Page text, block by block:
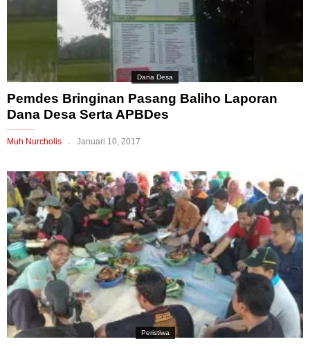
Dana Desa
Pemdes Bringinan Pasang Baliho Laporan
Dana Desa Serta APBDes
Muh Nurcholis Januari 10, 2017
Peristiwa